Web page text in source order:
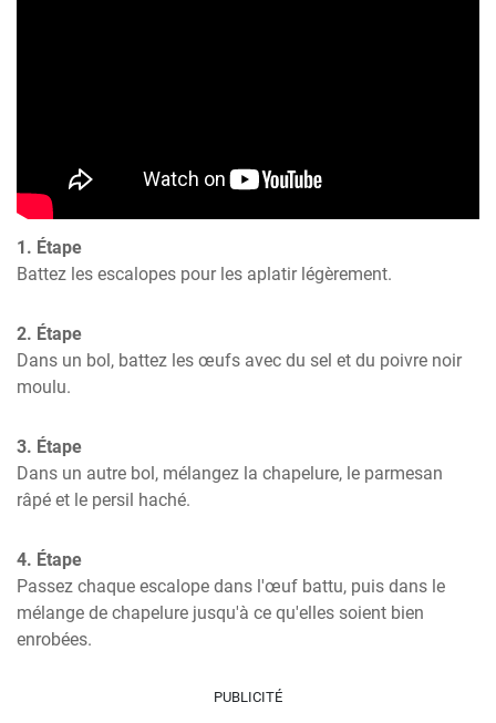
1. Étape
Battez les escalopes pour les aplatir légèrement.
2. Étape
Dans un bol, battez les œufs avec du sel et du poivre noir
moulu.
3. Étape
Dans un autre bol, mélangez la chapelure, le parmesan
râpé et le persil haché.
4. Étape
Passez chaque escalope dans l'œuf battu, puis dans le
mélange de chapelure jusqu'à ce qu'elles soient bien
enrobées.
PUBLICITÉ